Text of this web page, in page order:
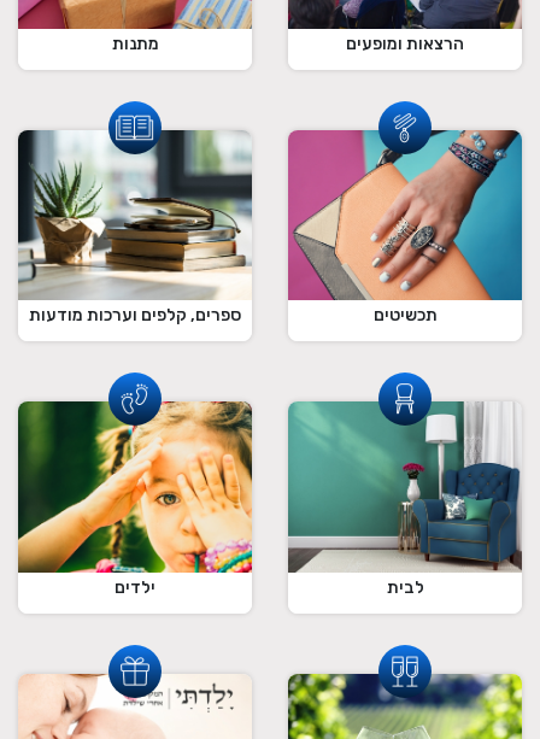
הרצאות ומופעים מתנות
תכשיטים ספרים, קלפים וערכות מודעות
לבית ילדים